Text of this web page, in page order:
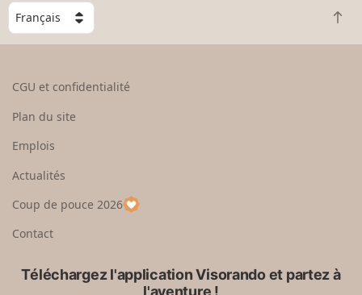
C
h
o
e
u
p
a
R
e
CGU et confidentialité
Plan du site
Emplois
Actualités
Coup de pouce 2026
Contact
Téléchargez l'application Visorando et partez à